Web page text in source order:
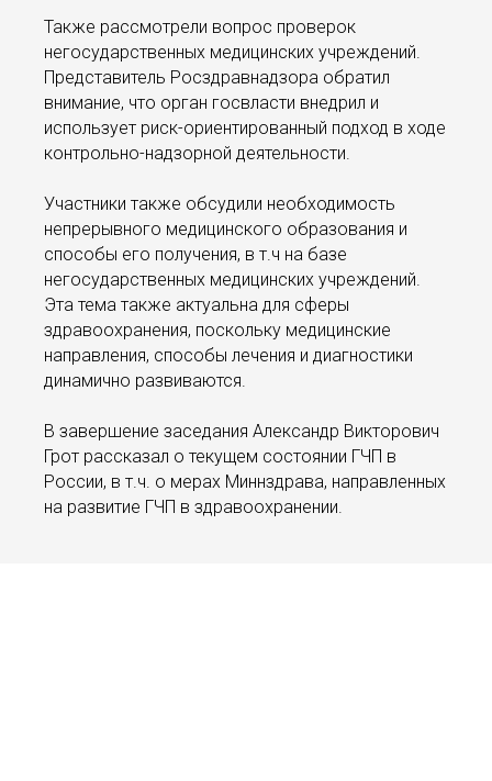
Также рассмотрели вопрос проверок
негосударственных медицинских учреждений.
Представитель Росздравнадзора обратил
внимание, что орган госвласти внедрил и
использует риск-ориентированный подход в ходе
контрольно-надзорной деятельности.
Участники также обсудили необходимость
непрерывного медицинского образования и
способы его получения, в т.ч на базе
негосударственных медицинских учреждений.
Эта тема также актуальна для сферы
здравоохранения, поскольку медицинские
направления, способы лечения и диагностики
динамично развиваются.
В завершение заседания Александр Викторович
Грот рассказал о текущем состоянии ГЧП в
России, в т.ч. о мерах Миннздрава, направленных
на развитие ГЧП в здравоохранении.